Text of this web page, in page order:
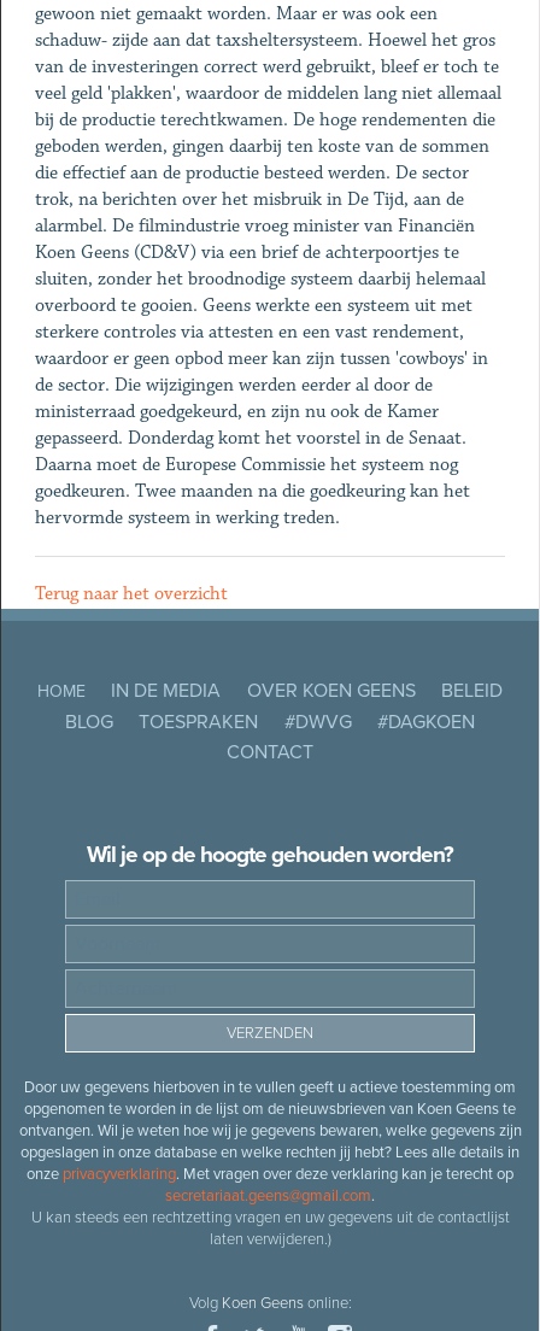
gewoon niet gemaakt worden. Maar er was ook een
schaduw- zijde aan dat taxsheltersysteem. Hoewel het gros
van de investeringen correct werd gebruikt, bleef er toch te
veel geld 'plakken', waardoor de middelen lang niet allemaal
bij de productie terechtkwamen. De hoge rendementen die
geboden werden, gingen daarbij ten koste van de sommen
die effectief aan de productie besteed werden. De sector
trok, na berichten over het misbruik in De Tijd, aan de
alarmbel. De filmindustrie vroeg minister van Financiën
Koen Geens (CD&V) via een brief de achterpoortjes te
sluiten, zonder het broodnodige systeem daarbij helemaal
overboord te gooien. Geens werkte een systeem uit met
sterkere controles via attesten en een vast rendement,
waardoor er geen opbod meer kan zijn tussen 'cowboys' in
de sector. Die wijzigingen werden eerder al door de
ministerraad goedgekeurd, en zijn nu ook de Kamer
gepasseerd. Donderdag komt het voorstel in de Senaat.
Daarna moet de Europese Commissie het systeem nog
goedkeuren. Twee maanden na die goedkeuring kan het
hervormde systeem in werking treden.
Terug naar het overzicht
HOME IN DE MEDIA OVER KOEN GEENS
BELEID
BLOG
TOESPRAKEN #DWVG
#DAGKOEN
CONTACT
Wil je op de hoogte gehouden worden?
Door uw gegevens hierboven in te vullen geeft u actieve toestemming om
opgenomen te worden in de lijst om de nieuwsbrieven van Koen Geens te
ontvangen. Wil je weten hoe wij je gegevens bewaren, welke gegevens zijn
opgeslagen in onze database en welke rechten jij hebt? Lees alle details in
onze privacyverklaring. Met vragen over deze verklaring kan je terecht op
secretariaat.geens@gmail.com.
U kan steeds een rechtzetting vragen en uw gegevens uit de contactlijst
laten verwijderen.)
Volg Koen Geensonline: